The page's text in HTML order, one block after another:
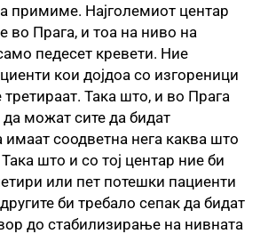
примиме. Најголемиот центар
во Прага, и тоа на ниво на
педесет кревети. Ние
кои дојдоа со изгореници
третираат. Така што, и во Прага
можат сите да бидат
имаат соодветна нега каква што
што и со тој центар ние би
или пет потешки пациенти
би требало сепак да бидат
до стабилизирање на нивната